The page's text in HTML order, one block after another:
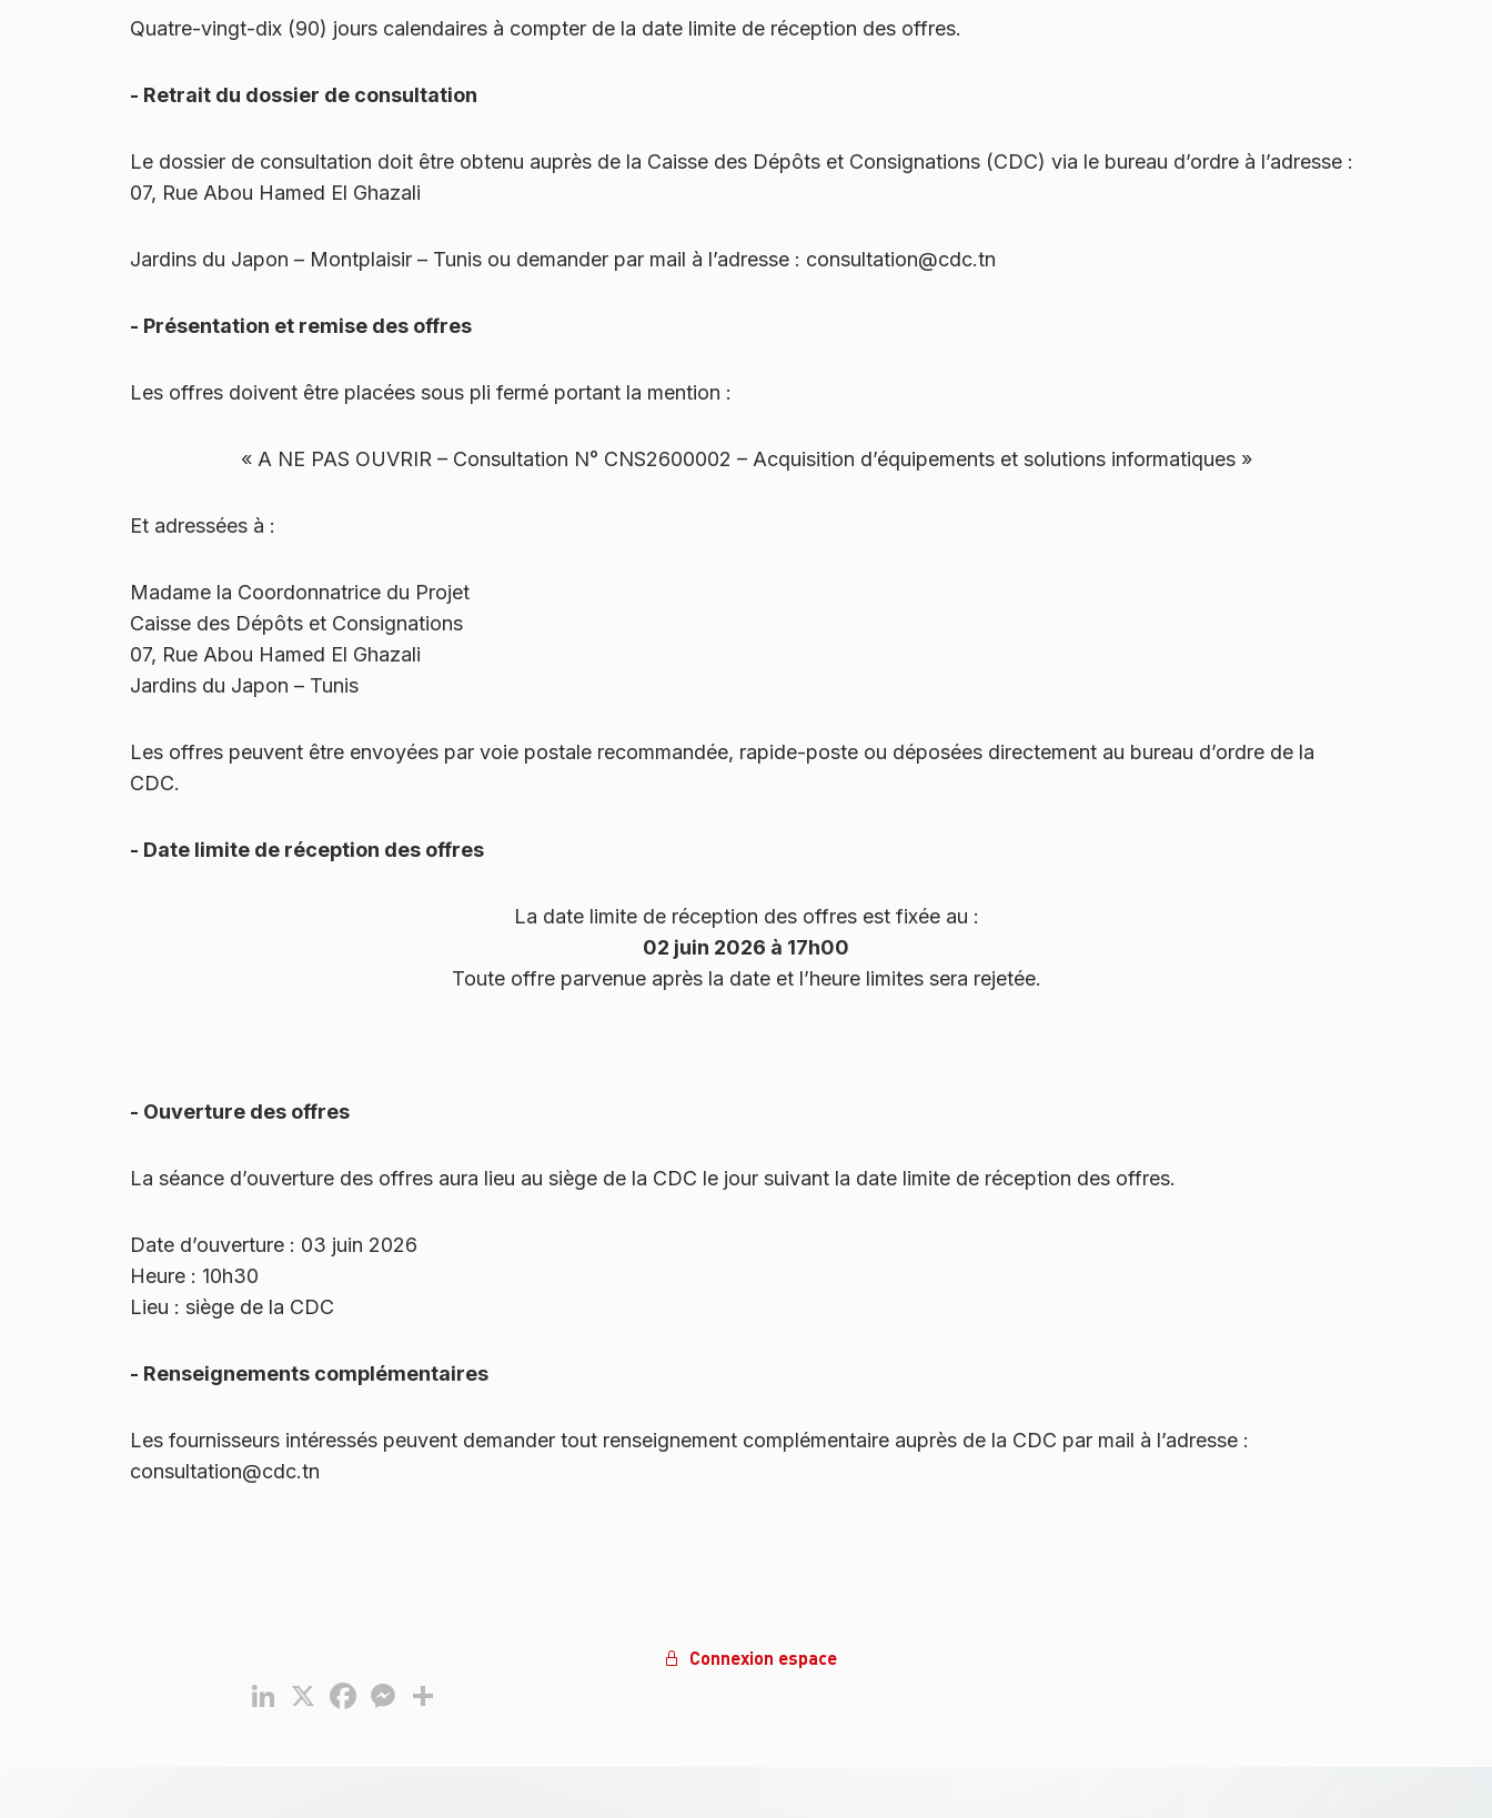
Quatre-vingt-dix (90) jours calendaires à compter de la date limite de réception des offres.
- Retrait du dossier de consultation
Le dossier de consultation doit être obtenu auprès de la Caisse des Dépôts et Consignations (CDC) via le bureau d’ordre à l’adresse :
07, Rue Abou Hamed El Ghazali
Jardins du Japon – Montplaisir – Tunis ou demander par mail à l’adresse : consultation@cdc.tn
- Présentation et remise des offres
Les offres doivent être placées sous pli fermé portant la mention :
« A NE PAS OUVRIR – Consultation N° CNS2600002 – Acquisition d’équipements et solutions informatiques »
Et adressées à :
Madame la Coordonnatrice du Projet
Caisse des Dépôts et Consignations
07, Rue Abou Hamed El Ghazali
Jardins du Japon – Tunis
Les offres peuvent être envoyées par voie postale recommandée, rapide-poste ou déposées directement au bureau d’ordre de la
CDC.
- Date limite de réception des offres
La date limite de réception des offres est fixée au :
02 juin 2026 à 17h00
Toute offre parvenue après la date et l’heure limites sera rejetée.
- Ouverture des offres
La séance d’ouverture des offres aura lieu au siège de la CDC le jour suivant la date limite de réception des offres.
Date d’ouverture : 03 juin 2026
Heure : 10h30
Lieu : siège de la CDC
- Renseignements complémentaires
Les fournisseurs intéressés peuvent demander tout renseignement complémentaire auprès de la CDC par mail à l’adresse :
consultation@cdc.tn
LinkedIn
X FacebookMessenger
Connexion espace